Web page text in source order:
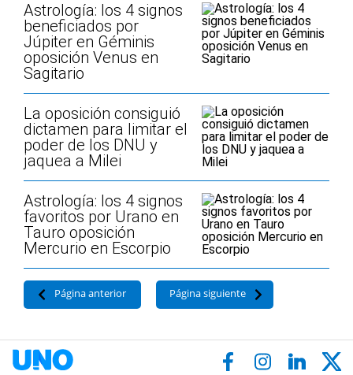
Astrología: los 4 signos
beneficiados por
Júpiter en Géminis
oposición Venus en
Sagitario
La oposición consiguió
dictamen para limitar el
poder de los DNU y
jaquea a Milei
Astrología: los 4 signos
favoritos por Urano en
Tauro oposición
Mercurio en Escorpio
Página anterior Página siguiente